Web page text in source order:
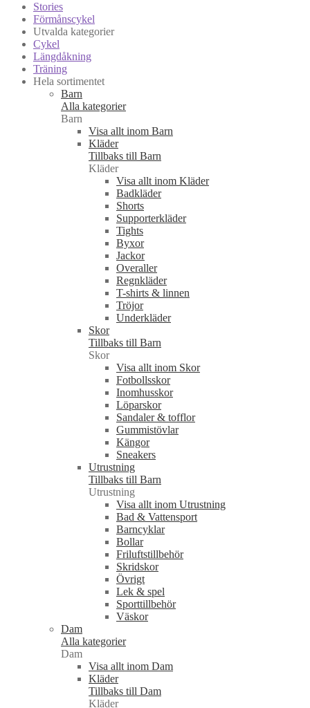
Stories
Förmånscykel
Utvalda kategorier
Cykel
Längdåkning
Träning
Hela sortimentet
Barn
Alla kategorier
Barn
Visa allt inom Barn
Kläder
Tillbaks till Barn
Kläder
Visa allt inom Kläder
Badkläder
Shorts
Supporterkläder
Tights
Byxor
Jackor
Overaller
Regnkläder
T-shirts & linnen
Tröjor
Underkläder
Skor
Tillbaks till Barn
Skor
Visa allt inom Skor
Fotbollsskor
Inomhusskor
Löparskor
Sandaler & tofflor
Gummistövlar
Kängor
Sneakers
Utrustning
Tillbaks till Barn
Utrustning
Visa allt inom Utrustning
Bad & Vattensport
Barncyklar
Bollar
Friluftstillbehör
Skridskor
Övrigt
Lek & spel
Sporttillbehör
Väskor
Dam
Alla kategorier
Dam
Visa allt inom Dam
Kläder
Tillbaks till Dam
Kläder